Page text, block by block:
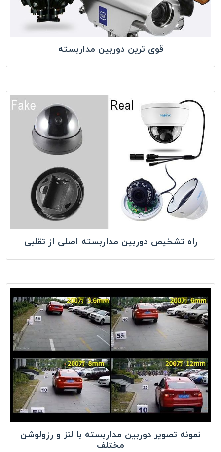
قوی ترین دوربین مداربسته
راه تشخیص دوربین مداربسته اصلی از تقلبی
نمونه تصویر دوربین مداربسته با لنز و رزولوشن
مختلف